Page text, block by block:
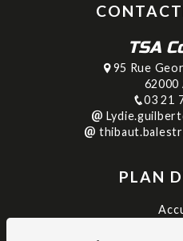
TSA
95 Rue
62000
03 21
PLAN